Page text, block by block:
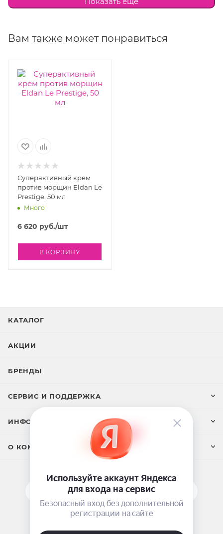
Вам также может понравиться
Суперактивный крем
против морщин Eldan Le
Prestige, 50 мл
Много
6 620 руб./шт
В КОРЗИНУ
КАТАЛОГ
АКЦИИ
БРЕНДЫ
СЕРВИС И ПОДДЕРЖКА
ИНФОРМАЦИЯ
О КОМПАНИИ
ПОДПИСАТЬСЯ НА РАССЫЛКУ
ЗАДАТЬ ВОПРОС